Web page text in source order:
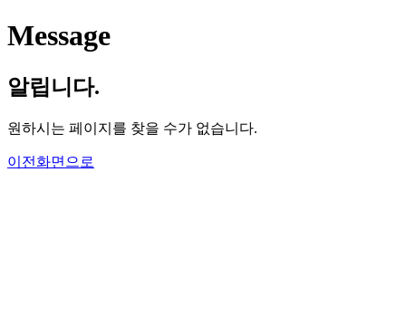
Message
알립니다.
원하시는 페이지를 찾을 수가 없습니다.
이전화면으로